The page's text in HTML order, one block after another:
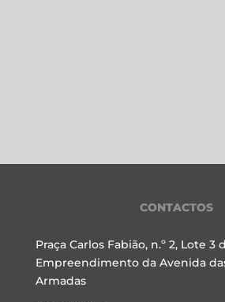
CONTACTOS
Praça Carlos Fabião, n.º 2, Lote 3
Empreendimento da Avenida
Armadas